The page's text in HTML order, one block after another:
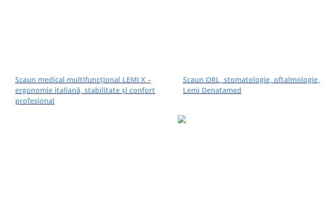
Scaun medical multifuncțional LEMI X –
ergonomie italiană, stabilitate și confort
profesional
Scaun ORL, stomatologie, oftalmologie,
Lemi Denatamed